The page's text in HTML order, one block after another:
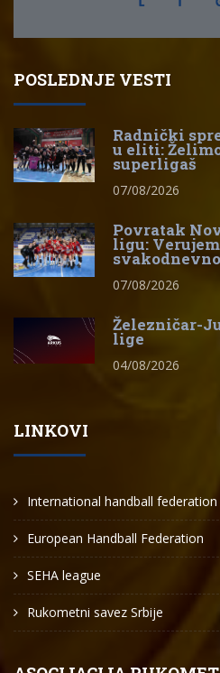
POSLEDNJE VESTI
Radnički
u eliti:
superligaš
07/08/2026
Povratak
ligu:
07/08/2026
Železničar-
lige
04/08/2026
LINKOVI
International handball federation
European Handball Federation
SEHA league
Rukometni savez Srbije